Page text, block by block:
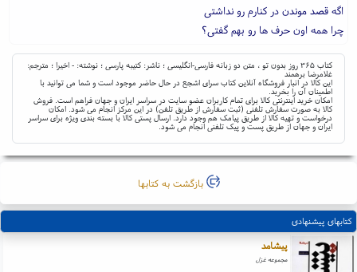
اگه قصد موندن در کنارم رو نداشتی
چرا همه اون حرف ها رو بهم گفتی؟
کتاب ۳۶۵ روز بدون تو ، متن دو زبانه فارسی-انگلیسی ؛ ناشر: کتیبه پارسی ؛ نوشته: - اخیرا ؛ مترجم:
غلامرضا برهمند
این کالا در انبار فروشگاه آنلاین کتاب سرای اشجع در حال حاضر موجود است و شما می توانید با
اطمینان آن را بخرید.
امکان خرید اینترنتی کالا برای تمام کاربران عضو سایت در سراسر ایران و جهان فراهم است. فروش
کالا به صورت سفارش تلفنی (ثبت سفارش از طریق تلفن) در این مرکز انجام می شود. امکان
درخواست و تهیه کالا از طریق پیامک هم وجود دارد. ارسال پستی کالا با بسته بندی ویژه برای سراسر
ایران و جهان از طریق پست و پیک تلفنی انجام می شود.
بازگشت به کتابها
کتابهای پیشنهادی
پیشامد
مجموعه غزل